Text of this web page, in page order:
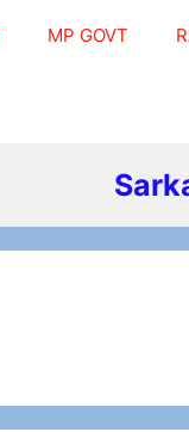
MP GOVT